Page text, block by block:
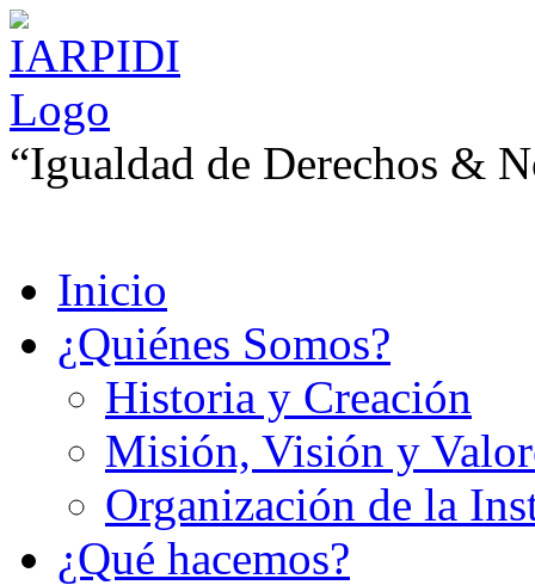
“Igualdad de Derechos &
Inicio
¿Quiénes Somos?
Historia y Creación
Misión, Visión y
Organización de la
¿Qué hacemos?